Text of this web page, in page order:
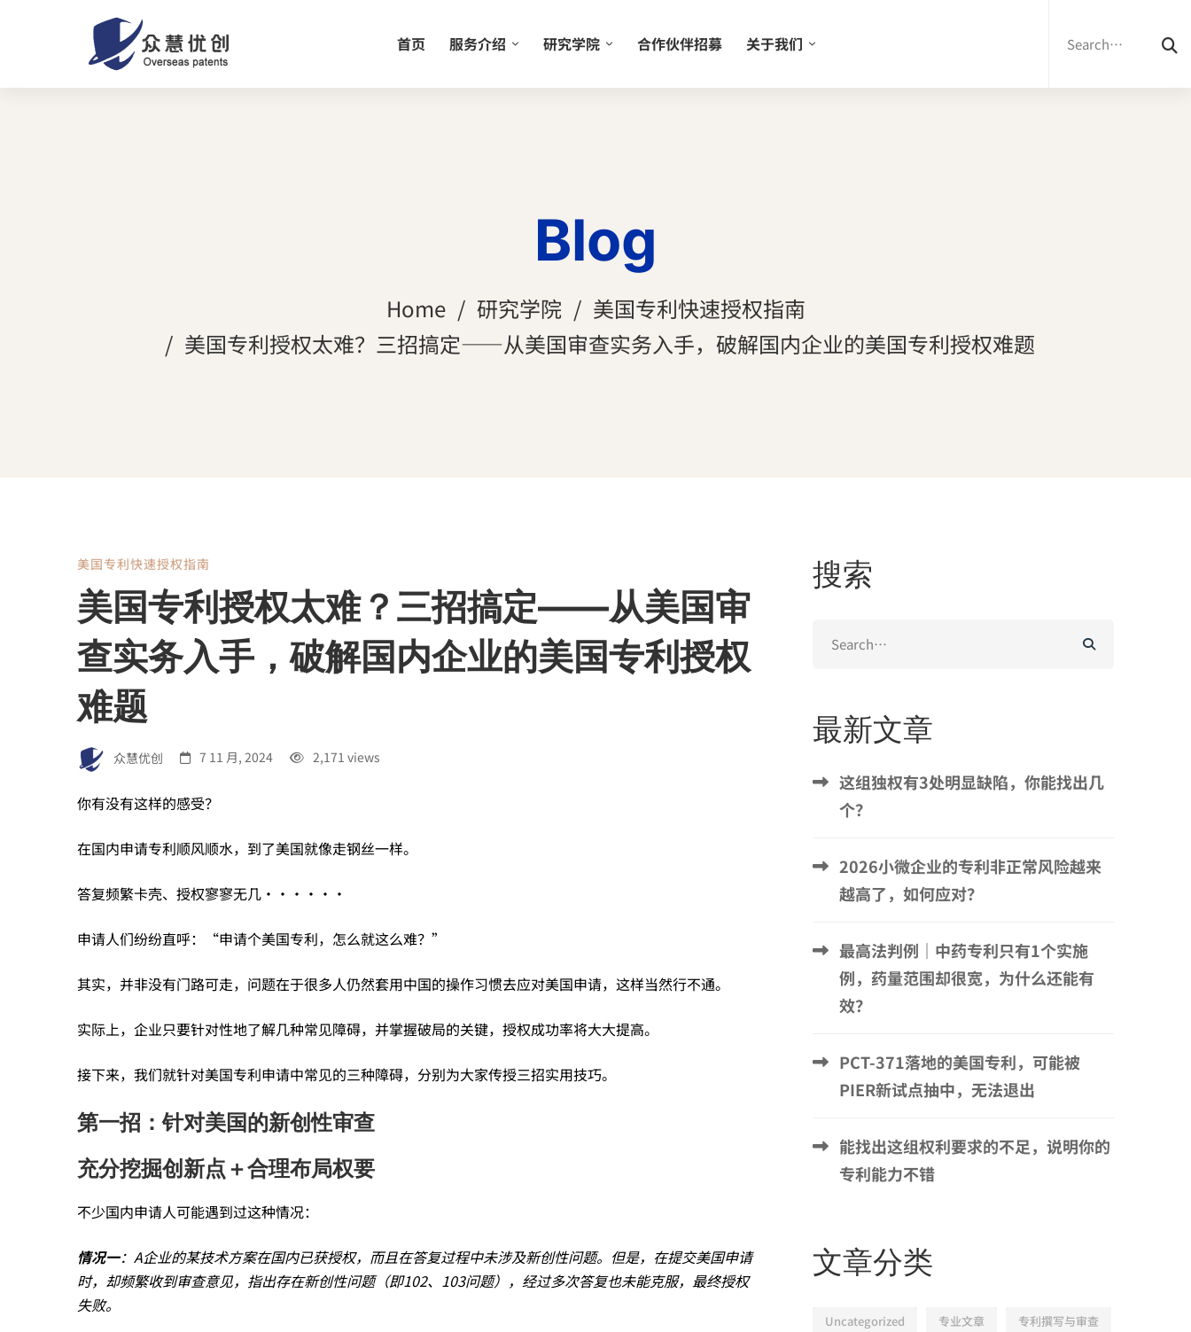
首页 服务介绍 研究学院 合作伙伴招募 关于我们
Blog
Home 研究学院
美国专利快速授权指南
美国专利授权太难？三招搞定——从美国审查实务入手，破解国内企业的美国专利授权难题
美
国
专
利
授
权
太
难？
三
招
搞
定
——
美国专利快速授权指南
美国专利授权太难？三招搞定——从美国审
查实务入手，破解国内企业的美国专利授权
难题
众慧优创 7 11 月, 2024 2,171 views
你有没有这样的感受？
在国内申请专利顺风顺水，到了美国就像走钢丝一样。
答复频繁卡壳、授权寥寥无几······
申请人们纷纷直呼：“申请个美国专利，怎么就这么难？”
其实，并非没有门路可走，问题在于很多人仍然套用中国的操作习惯去应对美国申请，这样当然行不通。
实际上，企业只要针对性地了解几种常见障碍，并掌握破局的关键，授权成功率将大大提高。
接下来，我们就针对美国专利申请中常见的三种障碍，分别为大家传授三招实用技巧。
第一招：针对美国的新创性审查
充分挖掘创新点＋合理布局权要
不少国内申请人可能遇到过这种情况：
情况一：A企业的某技术方案在国内已获授权，而且在答复过程中未涉及新创性问题。但是，在提交美国申请
时，却频繁收到审查意见，指出存在新创性问题（即102、103问题），经过多次答复也未能克服，最终授权
失败。
搜索
for:
最新文章
这组独权有3处明显缺陷，你能找出几
个？
2026小微企业的专利非正常风险越来
越高了，如何应对？
最高法判例｜中药专利只有1个实施
例，药量范围却很宽，为什么还能有
效？
PCT-371落地的美国专利，可能被
PIER新试点抽中，无法退出
能找出这组权利要求的不足，说明你的
专利能力不错
文章分类
Uncategorized 专业文章 专利撰写与审查